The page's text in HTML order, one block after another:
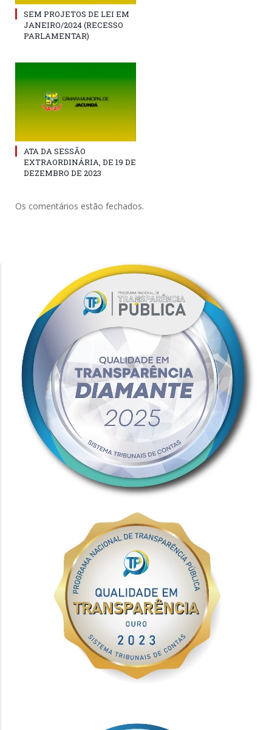
SEM PROJETOS DE LEI EM
JANEIRO/2024 (RECESSO
PARLAMENTAR)
ATA DA SESSÃO
EXTRAORDINÁRIA, DE 19 DE
DEZEMBRO DE 2023
Os comentários estão fechados.